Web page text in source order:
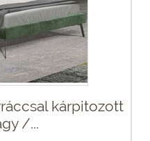
kárpitozott
/...